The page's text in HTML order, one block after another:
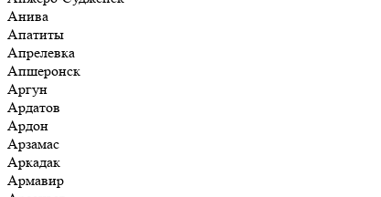
Анива
Апатиты
Апрелевка
Апшеронск
Аргун
Ардатов
Ардон
Арзамас
Аркадак
Армавир